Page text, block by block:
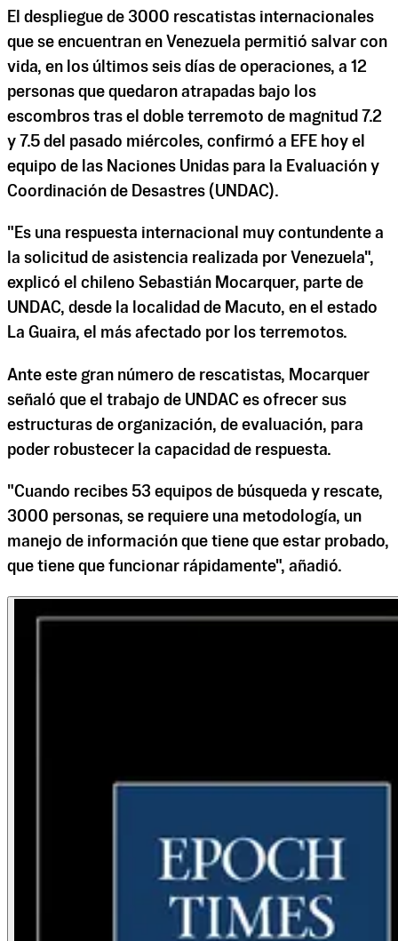
El despliegue de 3000 rescatistas internacionales
que se encuentran en Venezuela permitió salvar con
vida, en los últimos seis días de operaciones, a 12
personas que quedaron atrapadas bajo los
escombros tras el doble terremoto de magnitud 7.2
y 7.5 del pasado miércoles, confirmó a EFE hoy el
equipo de las Naciones Unidas para la Evaluación y
Coordinación de Desastres (UNDAC).
"Es una respuesta internacional muy contundente a
la solicitud de asistencia realizada por Venezuela",
explicó el chileno Sebastián Mocarquer, parte de
UNDAC, desde la localidad de Macuto, en el estado
La Guaira, el más afectado por los terremotos.
Ante este gran número de rescatistas, Mocarquer
señaló que el trabajo de UNDAC es ofrecer sus
estructuras de organización, de evaluación, para
poder robustecer la capacidad de respuesta.
"Cuando recibes 53 equipos de búsqueda y rescate,
3000 personas, se requiere una metodología, un
manejo de información que tiene que estar probado,
que tiene que funcionar rápidamente", añadió.